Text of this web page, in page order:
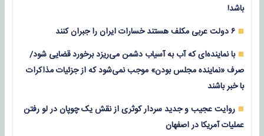
باشد!
۶ دولت عربی مکلف هستند خسارات ایران را جبران کنند
با نماینده‌ای که آب به آسیاب دشمن می‌ریزد برخورد قضایی شود/
صرف «نماینده مجلس بودن» موجب نمی‌شود که از جزئیات مذاکرات
با خبر باشند
روایت عجیب و جدید سردار کوثری از نقش یک چوپان در لو رفتن
عملیات آمریکا در اصفهان